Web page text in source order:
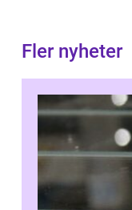
Fler nyheter